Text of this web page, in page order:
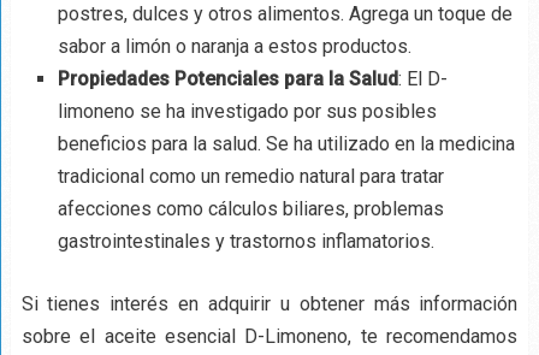
postres, dulces y otros alimentos. Agrega un toque de
sabor a limón o naranja a estos productos.
Propiedades Potenciales para la Salud: El D-
limoneno se ha investigado por sus posibles
beneficios para la salud. Se ha utilizado en la medicina
tradicional como un remedio natural para tratar
afecciones como cálculos biliares, problemas
gastrointestinales y trastornos inflamatorios.
Si tienes interés en adquirir u obtener más información
sobre el aceite esencial D-Limoneno, te recomendamos